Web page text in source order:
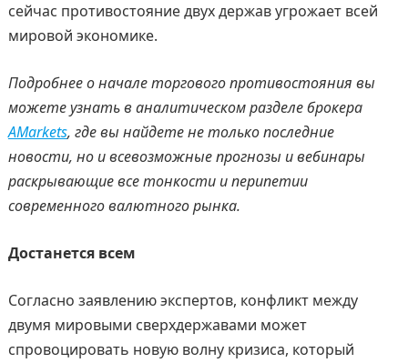
сейчас противостояние двух держав угрожает всей
мировой экономике.
Подробнее о начале торгового противостояния вы
можете узнать в аналитическом разделе брокера
AMarkets, где вы найдете не только последние
новости, но и всевозможные прогнозы и вебинары
раскрывающие все тонкости и перипетии
современного валютного рынка.
Достанется всем
Согласно заявлению экспертов, конфликт между
двумя мировыми сверхдержавами может
спровоцировать новую волну кризиса, который